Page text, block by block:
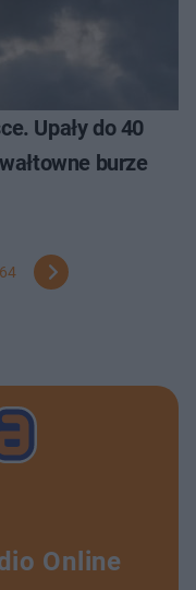
Upały do 40
burze
64
Online